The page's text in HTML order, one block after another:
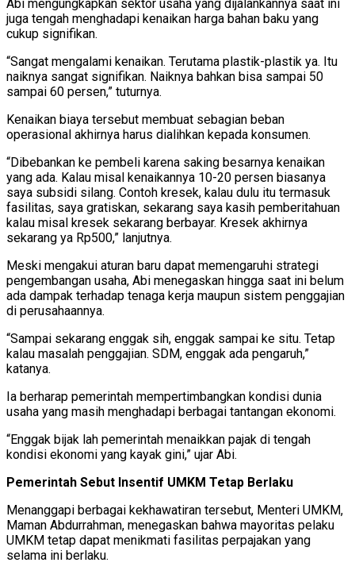
Abi mengungkapkan sektor usaha yang dijalankannya saat ini
juga tengah menghadapi kenaikan harga bahan baku yang
cukup signifikan.
“Sangat mengalami kenaikan. Terutama plastik-plastik ya. Itu
naiknya sangat signifikan. Naiknya bahkan bisa sampai 50
sampai 60 persen,” tuturnya.
Kenaikan biaya tersebut membuat sebagian beban
operasional akhirnya harus dialihkan kepada konsumen.
“Dibebankan ke pembeli karena saking besarnya kenaikan
yang ada. Kalau misal kenaikannya 10-20 persen biasanya
saya subsidi silang. Contoh kresek, kalau dulu itu termasuk
fasilitas, saya gratiskan, sekarang saya kasih pemberitahuan
kalau misal kresek sekarang berbayar. Kresek akhirnya
sekarang ya Rp500,” lanjutnya.
Meski mengakui aturan baru dapat memengaruhi strategi
pengembangan usaha, Abi menegaskan hingga saat ini belum
ada dampak terhadap tenaga kerja maupun sistem penggajian
di perusahaannya.
“Sampai sekarang enggak sih, enggak sampai ke situ. Tetap
kalau masalah penggajian. SDM, enggak ada pengaruh,”
katanya.
Ia berharap pemerintah mempertimbangkan kondisi dunia
usaha yang masih menghadapi berbagai tantangan ekonomi.
“Enggak bijak lah pemerintah menaikkan pajak di tengah
kondisi ekonomi yang kayak gini,” ujar Abi.
Pemerintah Sebut Insentif UMKM Tetap Berlaku
Menanggapi berbagai kekhawatiran tersebut, Menteri UMKM,
Maman Abdurrahman, menegaskan bahwa mayoritas pelaku
UMKM tetap dapat menikmati fasilitas perpajakan yang
selama ini berlaku.